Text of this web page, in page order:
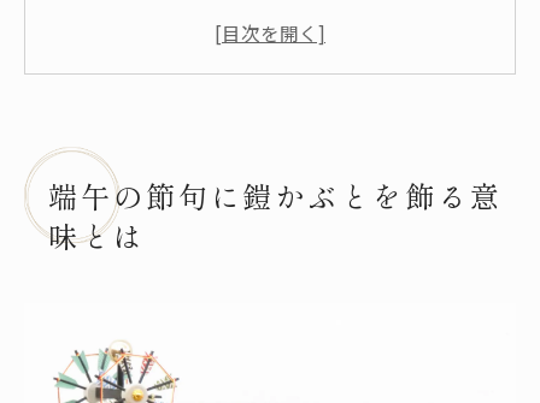
五月人形と鎧着若大将の厄除けの力
松崎幸一光作の鎧着若大将が映す伝統
松崎幸一光作が表現する鎧兜の格式と美
伝統と現代の融合を感じる五月人形の特徴
厄除けのお守りとしての五月人形選びの基
準
端午の節句に鎧かぶとを飾る意
味とは